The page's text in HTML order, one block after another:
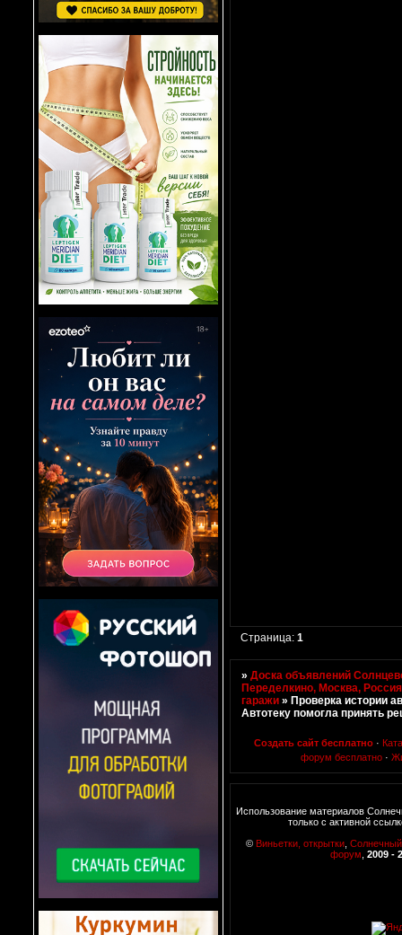
Страница:1
»Доска объявлений
Переделкино, Москва, Россия
гаражи »Проверка истории
Автотеку помогла принять
Создать сайт бесплатно ·
форум бесплатно ·
Использование материалов
только с активной
© Виньетки, открытки
форум 2009 -